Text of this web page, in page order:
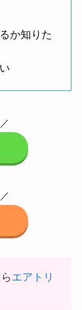
か知りた
エアトリ